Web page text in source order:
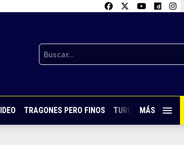
TRAGONES PERO FINOS TURISMO CON SABOR
MÁS